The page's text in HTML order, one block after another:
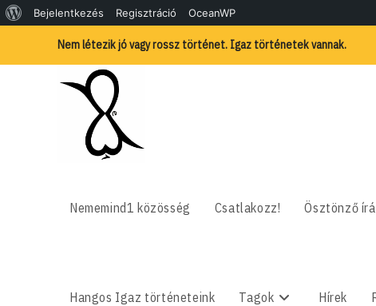
WordPress,
csodás
Bejelentkezés Regisztráció OceanWP
content
Nem létezik jó vagy rossz történet. Igaz történetek vannak.
Nememind1 közösség Csatlakozz! Ösztönző
Hangos Igaz történeteink Tagok Hírek